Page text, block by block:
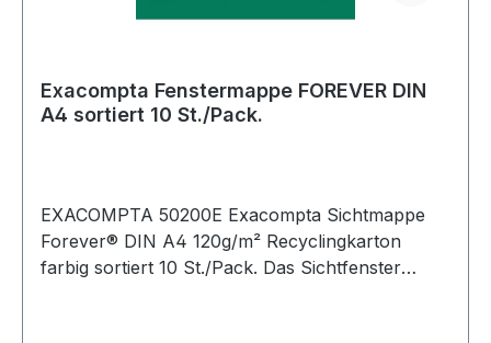
Exacompta Fenstermappe FOREVER DIN
A4 sortiert 10 St./Pack.
EXACOMPTA 50200E Exacompta Sichtmappe
Forever® DIN A4 120g/m² Recyclingkarton
farbig sortiert 10 St./Pack. Das Sichtfenster